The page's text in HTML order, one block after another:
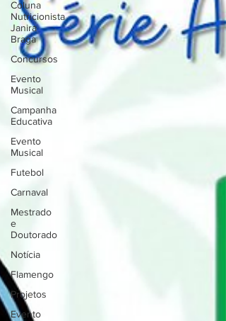
Coluna
Nutricionista
Janira
Braga
Concursos
Evento
Musical
Campanha
Educativa
Evento
Musical
Futebol
Carnaval
Mestrado
e
Doutorado
Notícia
Flamengo
Projetos
Evento